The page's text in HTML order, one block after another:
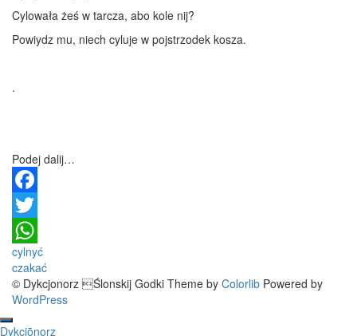
Cylowała żeś w tarcza, abo kole nij?
Powiydz mu, niech cyluje w pojstrzodek kosza.
.
Podej dalij…
Facebook
Twitter
WhatsApp
Post
navigation
cylnyć
czakać
© Dykcjonorz Ślonskij Godki Theme by Colorlib Powered by
WordPress
Dykcjōnorz